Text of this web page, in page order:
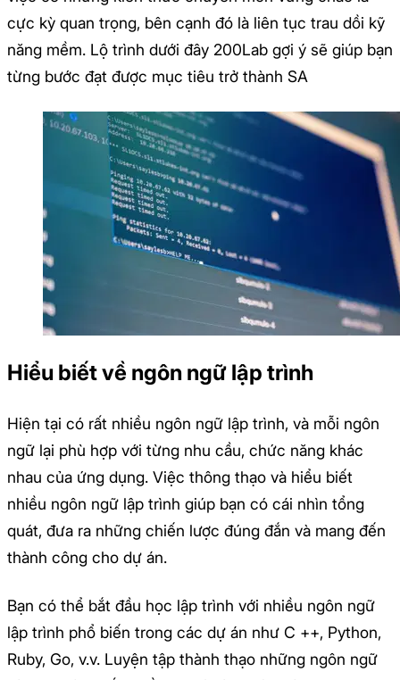
cực kỳ quan trọng, bên cạnh đó là liên tục trau dồi kỹ
năng mềm. Lộ trình dưới đây 200Lab gợi ý sẽ giúp bạn
từng bước đạt được mục tiêu trở thành SA
Hiểu biết về ngôn ngữ lập trình
Hiện tại có rất nhiều ngôn ngữ lập trình, và mỗi ngôn
ngữ lại phù hợp với từng nhu cầu, chức năng khác
nhau của ứng dụng. Việc thông thạo và hiểu biết
nhiều ngôn ngữ lập trình giúp bạn có cái nhìn tổng
quát, đưa ra những chiến lược đúng đắn và mang đến
thành công cho dự án.
Bạn có thể bắt đầu học lập trình với nhiều ngôn ngữ
lập trình phổ biến trong các dự án như C ++, Python,
Ruby, Go, v.v. Luyện tập thành thạo những ngôn ngữ